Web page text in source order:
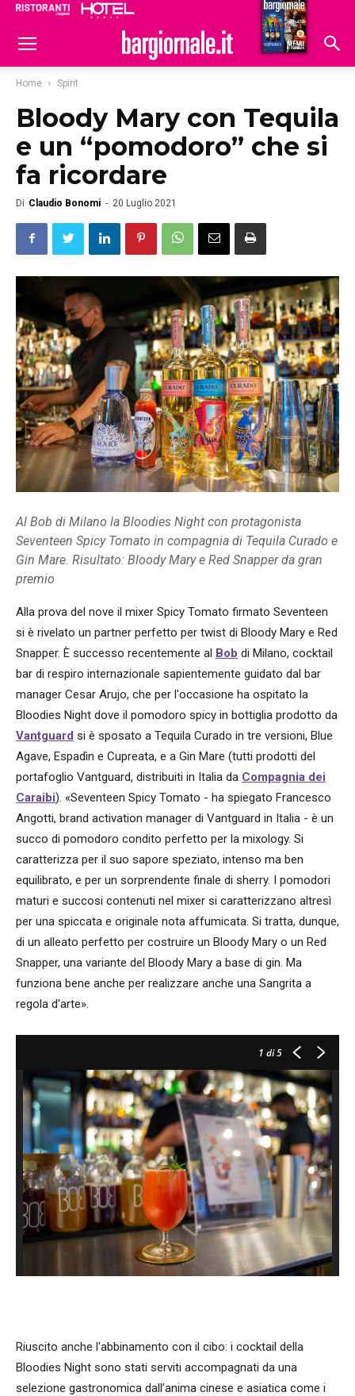
Hoteldomani
Home Spirit
Bloody Mary con Tequila
e un “pomodoro” che si
fa ricordare
Di Claudio Bonomi - 20 Luglio 2021
Al Bob di Milano la Bloodies Night con protagonista
Seventeen Spicy Tomato in compagnia di Tequila Curado e
Gin Mare. Risultato: Bloody Mary e Red Snapper da gran
premio
Alla prova del nove il mixer Spicy Tomato firmato Seventeen
si è rivelato un partner perfetto per twist di Bloody Mary e Red
Snapper. È successo recentemente al Bob di Milano, cocktail
bar di respiro internazionale sapientemente guidato dal bar
manager Cesar Arujo, che per l'occasione ha ospitato la
Bloodies Night dove il pomodoro spicy in bottiglia prodotto da
Vantguard si è sposato a Tequila Curado in tre versioni, Blue
Agave, Espadìn e Cupreata, e a Gin Mare (tutti prodotti del
portafoglio Vantguard, distribuiti in Italia da Compagnia dei
Caraibi). «Seventeen Spicy Tomato - ha spiegato Francesco
Angotti, brand activation manager di Vantguard in Italia - è un
succo di pomodoro condito perfetto per la mixology. Si
caratterizza per il suo sapore speziato, intenso ma ben
equilibrato, e per un sorprendente finale di sherry. I pomodori
maturi e succosi contenuti nel mixer si caratterizzano altresì
per una spiccata e originale nota affumicata. Si tratta, dunque,
di un alleato perfetto per costruire un Bloody Mary o un Red
Snapper, una variante del Bloody Mary a base di gin. Ma
funziona bene anche per realizzare anche una Sangrita a
regola d'arte».
1 di 5
Riuscito anche l'abbinamento con il cibo: i cocktail della
Bloodies Night sono stati serviti accompagnati da una
selezione gastronomica dall’anima cinese e asiatica come i